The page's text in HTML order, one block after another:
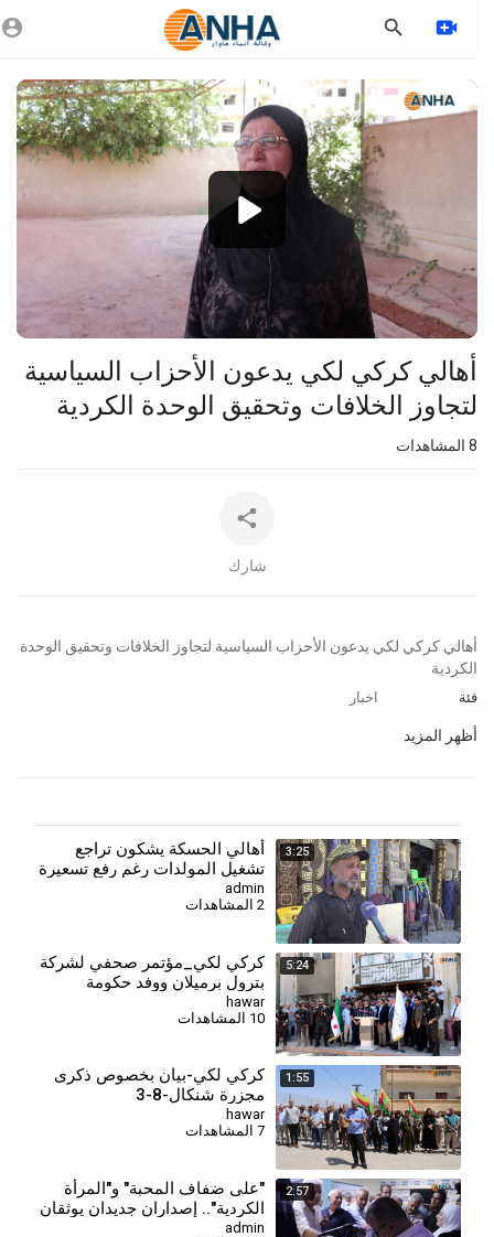
Video
Player
auto
⁣أهالي كركي لكي يدعون الأحزاب السياسية
لتجاوز الخلافات وتحقيق الوحدة الكردية
المشاهدات
شارك
⁣⁣أهالي كركي لكي يدعون الأحزاب السياسية لتجاوز الخلافات وتحقيق الوحدة
الكردية
فئة اخبار
أظهر المزيد
3:25
⁣أهالي الحسكة يشكون تراجع
تشغيل المولدات رغم رفع تسعيرة
الأمبير
admin
2 المشاهدات
5:24
كركي لكي_مؤتمر صحفي لشركة
بترول برميلان ووفد حكومة
hawar
10 المشاهدات
1:55
كركي لكي-بيان بخصوص ذكرى
مجزرة شنكال-8-3
hawar
7 المشاهدات
2:57
⁣"على ضفاف المحبة" و"المرأة
الكردية".. إصداران جديدان يوثقان
الهوية والذاكرة
admin